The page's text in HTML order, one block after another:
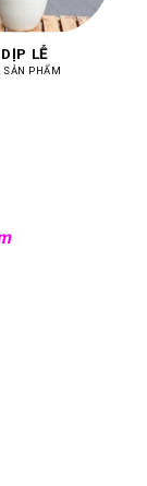
DỊP LỄ
SẢN PHẨM